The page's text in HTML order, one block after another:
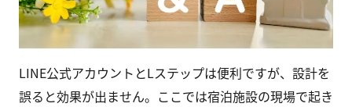
LINE公式アカウントとLステップは便利ですが、設計を
誤ると効果が出ません。ここでは宿泊施設の現場で起き